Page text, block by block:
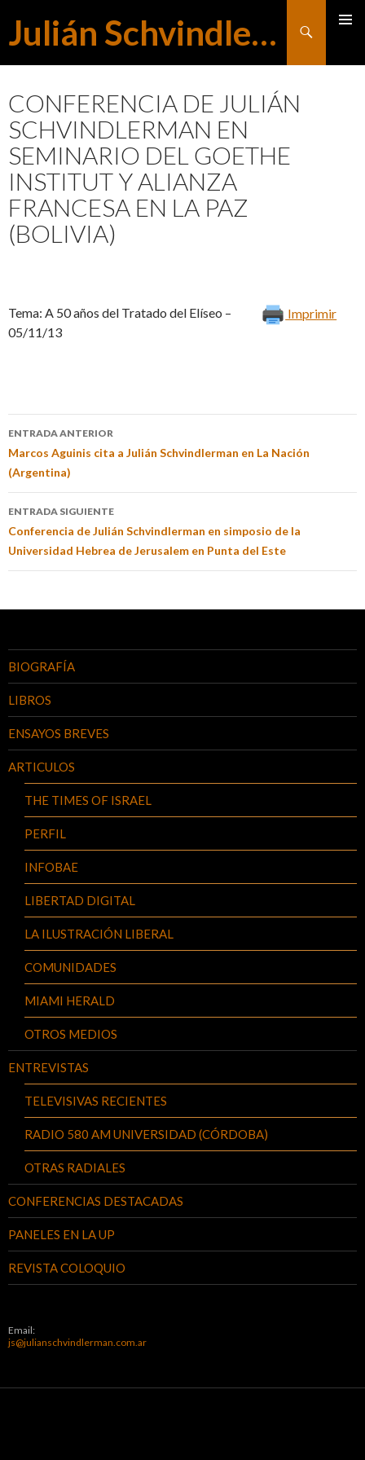
Julián Schvindlerman
Buscar
AL
CONTENIDO
CONFERENCIA DE JULIÁN
SCHVINDLERMAN EN
SEMINARIO DEL GOETHE
INSTITUT Y ALIANZA
FRANCESA EN LA PAZ
(BOLIVIA)
Imprimir
Tema: A 50 años del Tratado del Elíseo –
05/11/13
ENTRADA ANTERIOR
Marcos Aguinis cita a Julián Schvindlerman en La Nación
(Argentina)
ENTRADA SIGUIENTE
Conferencia de Julián Schvindlerman en simposio de la
Universidad Hebrea de Jerusalem en Punta del Este
BIOGRAFÍA
LIBROS
ENSAYOS BREVES
ARTICULOS
THE TIMES OF ISRAEL
PERFIL
INFOBAE
LIBERTAD DIGITAL
LA ILUSTRACIÓN LIBERAL
COMUNIDADES
MIAMI HERALD
OTROS MEDIOS
ENTREVISTAS
TELEVISIVAS RECIENTES
RADIO 580 AM UNIVERSIDAD (CÓRDOBA)
OTRAS RADIALES
CONFERENCIAS DESTACADAS
PANELES EN LA UP
REVISTA COLOQUIO
Email:
js@julianschvindlerman.com.ar